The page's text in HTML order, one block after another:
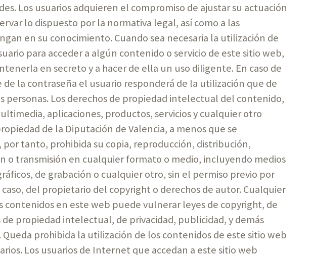
Los usuarios adquieren el compromiso de ajustar su actuación
lo dispuesto por la normativa legal, así como a las
en su conocimiento. Cuando sea necesaria la utilización de
para acceder a algún contenido o servicio de este sitio web,
en secreto y a hacer de ella un uso diligente. En caso de
la contraseña el usuario responderá de la utilización que de
personas. Los derechos de propiedad intelectual del contenido,
aplicaciones, productos, servicios y cualquier otro
de la Diputación de Valencia, a menos que se
tanto, prohibida su copia, reproducción, distribución,
o transmisión en cualquier formato o medio, incluyendo medios
de grabación o cualquier otro, sin el permiso previo por
del propietario del copyright o derechos de autor. Cualquier
contenidos en este web puede vulnerar leyes de copyright, de
de propiedad intelectual, de privacidad, publicidad, y demás
prohibida la utilización de los contenidos de este sitio web
Los usuarios de Internet que accedan a este sitio web